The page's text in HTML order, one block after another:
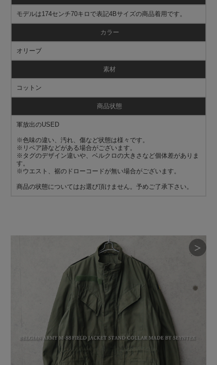
モデルは174センチ70キロで表記4Bサイズの商品着用です。
カラー
オリーブ
素材
コットン
商品状態
軍放出のUSED
※色味の違い、汚れ、傷など状態は様々です。
※リペア跡などがある場合がございます。
※タグのデザイン違いや、ベルクロの大きさなど個体差がありま
す。
※ウエスト、裾のドローコードが無い場合がございます。
商品の状態についてはお選び頂けません。予めご了承下さい。
＞